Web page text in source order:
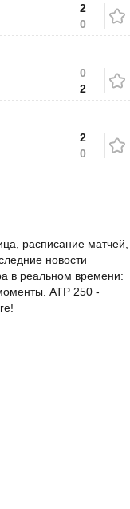
2
0
0
2
2
0
расписание матчей,
новости
в реальном времени:
ATP 250 -